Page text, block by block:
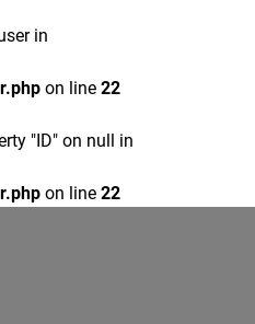
in
on line 22
"ID" on null in
on line 22